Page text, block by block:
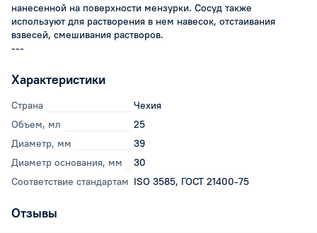
нанесенной на поверхности мензурки. Сосуд также
используют для растворения в нем навесок, отстаивания
взвесей, смешивания растворов.
---
Характеристики
Страна
Чехия
Объем, мл
25
Диаметр, мм
39
Диаметр основания, мм
30
Соответствие стандартам ISO 3585, ГОСТ 21400-75
Отзывы